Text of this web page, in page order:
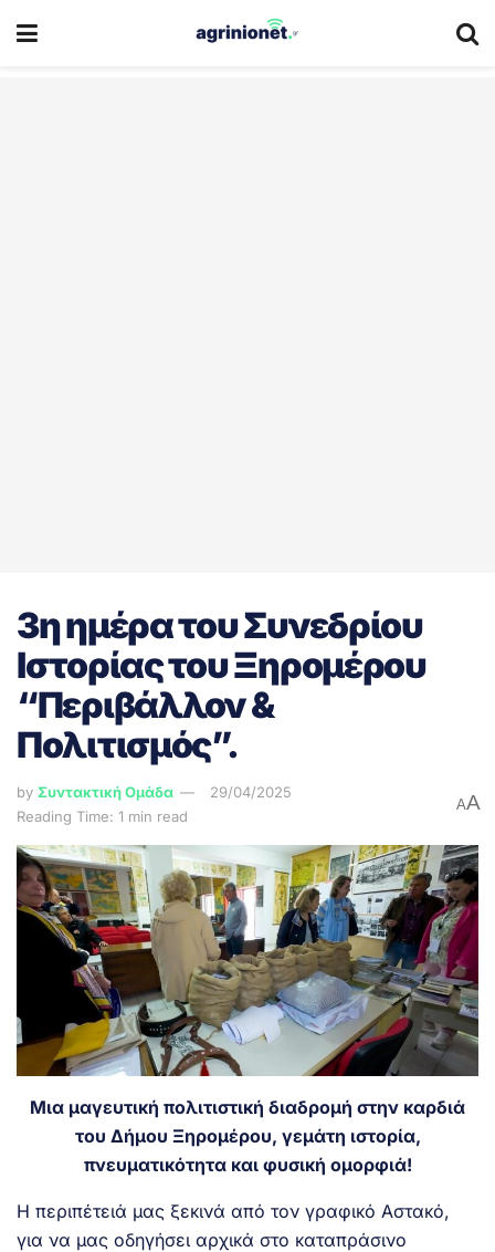
3η ημέρα του Συνεδρίου
Ιστορίας του Ξηρομέρου
“Περιβάλλον &
Πολιτισμός”.
by Συντακτική Ομάδα
29/04/2025
Reading Time: 1 min read
AA
Μια μαγευτική πολιτιστική διαδρομή στην καρδιά
του Δήμου Ξηρομέρου, γεμάτη ιστορία,
πνευματικότητα και φυσική ομορφιά!
Η περιπέτειά μας ξεκινά από τον γραφικό Αστακό,
για να μας οδηγήσει αρχικά στο καταπράσινο